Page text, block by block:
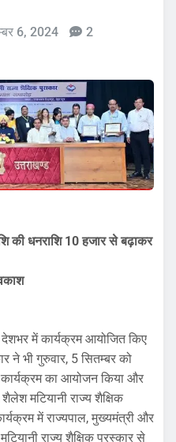
6, 2024 2
की धनराशि 10 हजार से बढ़ाकर
में कार्यक्रम आयोजित किए
ने भी गुरुवार, 5 सितम्बर को
कार्यक्रम का आयोजन किया और
मटियानी राज्य शैक्षिक
में राज्यपाल, मुख्यमंत्री और
राज्य शैक्षिक पुरस्कार से